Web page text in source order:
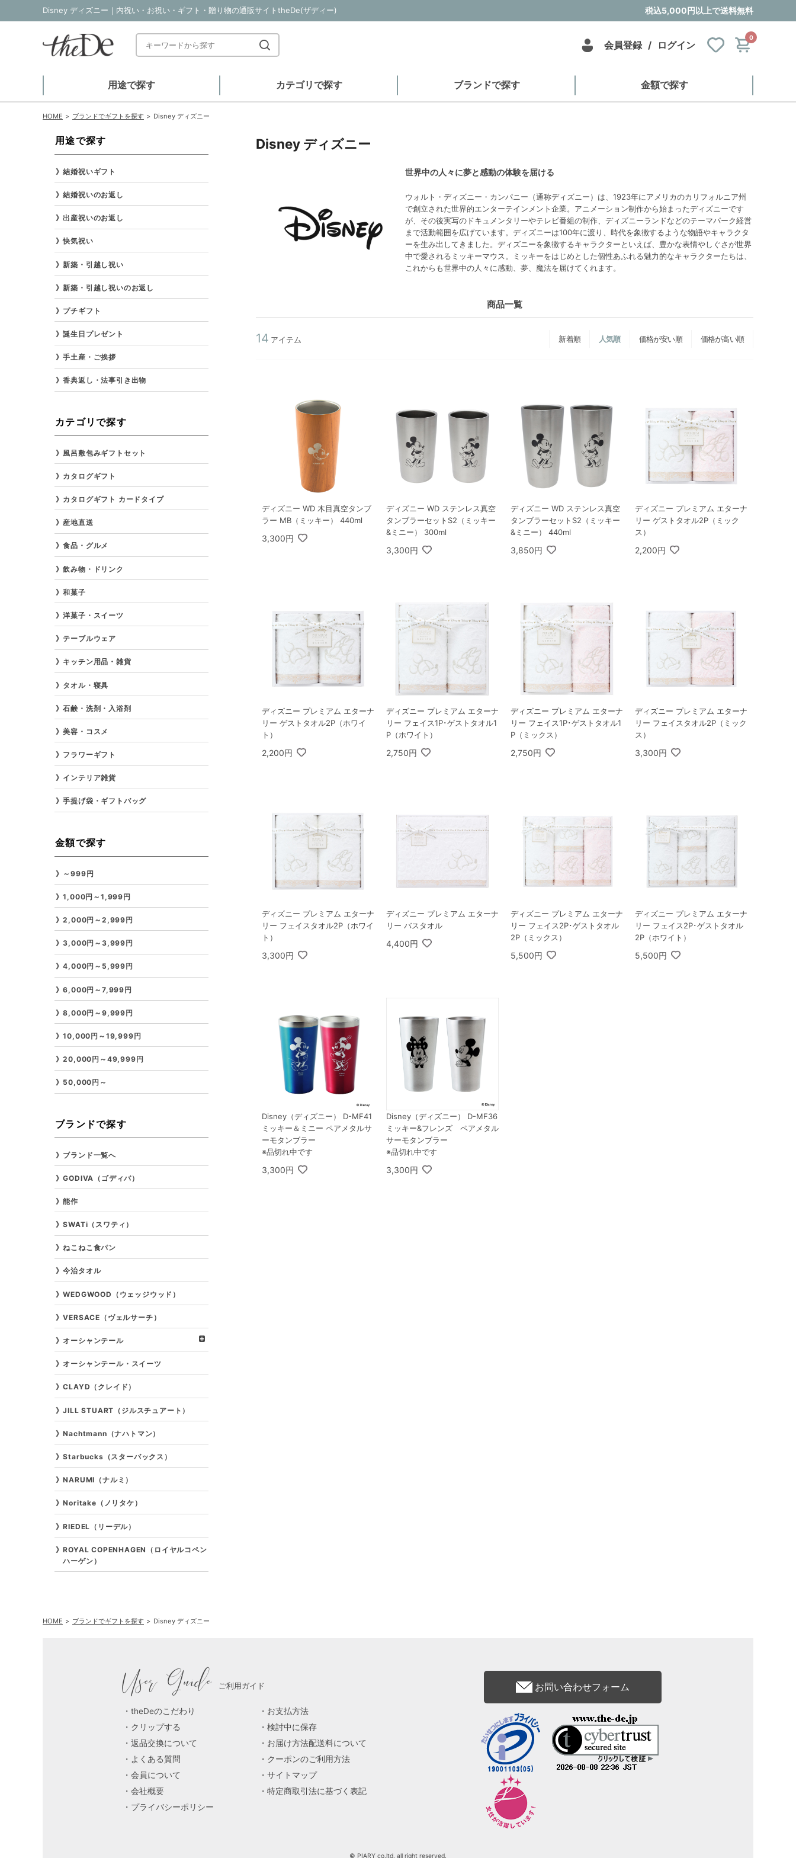
Disney ディズニー｜内祝い・お祝い・ギフト・贈り物の通販サイトtheDe(ザディー) 税込5,000円以上で送料無料
会員登録 / ログイン
0
用途で探す カテゴリで探す ブランドで探す 金額で探す
HOME ブランドでギフトを探す Disney ディズニー
Disney ディズニー
世界中の人々に夢と感動の体験を届ける
ウォルト・ディズニー・カンパニー（通称ディズニー）は、1923年にアメリカのカリフォルニア州
で創立された世界的エンターテインメント企業。アニメーション制作から始まったディズニーです
が、その後実写のドキュメンタリーやテレビ番組の制作、ディズニーランドなどのテーマパーク経営
まで活動範囲を広げています。ディズニーは100年に渡り、時代を象徴するような物語やキャラクタ
ーを生み出してきました。ディズニーを象徴するキャラクターといえば、豊かな表情やしぐさが世界
中で愛されるミッキーマウス。ミッキーをはじめとした個性あふれる魅力的なキャラクターたちは、
これからも世界中の人々に感動、夢、魔法を届けてくれます。
商品一覧
14 アイテム 新着順 人気順 価格が安い順 価格が高い順
ディズニー WD 木目真空タンブ
ラー MB（ミッキー） 440ml
3,300円
ディズニー WD ステンレス真空
タンブラーセットS2（ミッキー
&ミニー） 300ml
3,300円
ディズニー WD ステンレス真空
タンブラーセットS2（ミッキー
&ミニー） 440ml
3,850円
ディズニー プレミアム エターナ
リー ゲストタオル2P（ミック
ス）
2,200円
ディズニー プレミアム エターナ
リー ゲストタオル2P（ホワイ
ト）
2,200円
ディズニー プレミアム エターナ
リー フェイス1P･ゲストタオル1
P（ホワイト）
2,750円
ディズニー プレミアム エターナ
リー フェイス1P･ゲストタオル1
P（ミックス）
2,750円
ディズニー プレミアム エターナ
リー フェイスタオル2P（ミック
ス）
3,300円
ディズニー プレミアム エターナ
リー フェイスタオル2P（ホワイ
ト）
3,300円
ディズニー プレミアム エターナ
リー バスタオル
4,400円
ディズニー プレミアム エターナ
リー フェイス2P･ゲストタオル
2P（ミックス）
5,500円
ディズニー プレミアム エターナ
リー フェイス2P･ゲストタオル
2P（ホワイト）
5,500円
Disney（ディズニー） D-MF41
ミッキー＆ミニー ペアメタルサ
ーモタンブラー
※品切れ中です
3,300円
Disney（ディズニー） D-MF36
ミッキー&フレンズ ペアメタル
サーモタンブラー
※品切れ中です
3,300円
用途で探す
結婚祝いギフト
結婚祝いのお返し
出産祝いのお返し
快気祝い
新築・引越し祝い
新築・引越し祝いのお返し
プチギフト
誕生日プレゼント
手土産・ご挨拶
香典返し・法事引き出物
カテゴリで探す
風呂敷包みギフトセット
カタログギフト
カタログギフト カードタイプ
産地直送
食品・グルメ
飲み物・ドリンク
和菓子
洋菓子・スイーツ
テーブルウェア
キッチン用品・雑貨
タオル・寝具
石鹸・洗剤・入浴剤
美容・コスメ
フラワーギフト
インテリア雑貨
手提げ袋・ギフトバッグ
金額で探す
～999円
1,000円～1,999円
2,000円～2,999円
3,000円～3,999円
4,000円～5,999円
6,000円～7,999円
8,000円～9,999円
10,000円～19,999円
20,000円～49,999円
50,000円～
ブランドで探す
ブランド一覧へ
GODIVA（ゴディバ）
能作
SWATi（スワティ）
ねこねこ食パン
今治タオル
WEDGWOOD（ウェッジウッド）
VERSACE（ヴェルサーチ）
オーシャンテール
オーシャンテール・スイーツ
CLAYD（クレイド）
JILL STUART（ジルスチュアート）
Nachtmann（ナハトマン）
Starbucks（スターバックス）
NARUMI（ナルミ）
Noritake（ノリタケ）
RIEDEL（リーデル）
ROYAL COPENHAGEN（ロイヤルコペン
ハーゲン）
HOME ブランドでギフトを探す Disney ディズニー
User Guide ご利用ガイド
theDeのこだわり
お支払方法
クリップする
検討中に保存
返品交換について
お届け方法配送料について
よくある質問
クーポンのご利用方法
会員について
サイトマップ
会社概要
特定商取引法に基づく表記
プライバシーポリシー
お問い合わせフォーム
© PIARY co.ltd. all right reserved.